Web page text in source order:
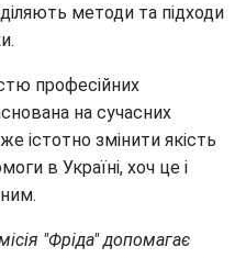
методи та підходи
професійних
на сучасних
істотно змінити якість
в Україні, хоч це і
"Фріда" допомагає